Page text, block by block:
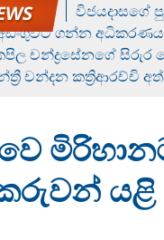
හෙල්ලය විජයදාසගේ
ගන්න
කපිල චන්ද්‍රසේනගේ
චන්දන කත්‍රිආරච්චි